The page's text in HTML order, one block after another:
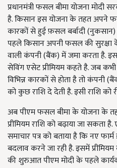
प्रधानमंत्री फसल बीमा योजना
है. किसान इस योजना के तहत अपने
कारकों से हुई फ़सल बर्बादी
पहले किसान अपनी फसल की
वाली कंपनी (बैंक) में जमा करता है.
सेविंग एसेट प्रीमियम कहते है. जब
विभिन्न कारकों से होता है तो कंपनी
को कुछ राशि दे देती है. इसी राशि को
अब पीएम फसल बीमा के योजना के
प्रीमियम राशि को बढ़ाया जा सकता
समाचार पत्र को बताया है कि नए
बदलाव करने जा रही है. इसमें
की शुरुआत पीएम मोदी के पहले